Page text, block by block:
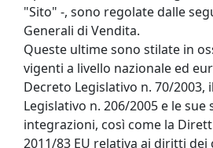
"Sito" -, sono regolate dalle
Generali di Vendita.
Queste ultime sono stilate in
vigenti a livello nazionale ed
Decreto Legislativo n. 70/2003,
Legislativo n. 206/2005 e le sue
integrazioni, così come la
2011/83 EU relativa ai diritti